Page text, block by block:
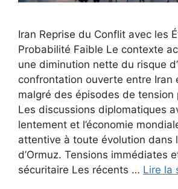
Iran Reprise du Conflit avec les
Probabilité Faible Le contexte
une diminution nette du risque
confrontation ouverte entre Iran
malgré des épisodes de tension
Les discussions diplomatiques
lentement et l’économie
attentive à toute évolution dans
d’Ormuz. Tensions immédiates
sécuritaire Les récents … Lire la